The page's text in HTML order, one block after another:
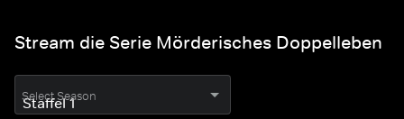
Stream die Serie Mörderisches Doppelleben
Select Season